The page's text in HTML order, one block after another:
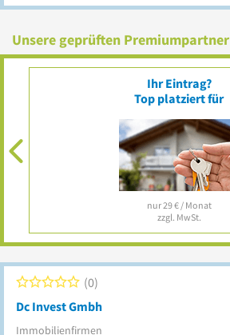
Unsere geprüften Premiumpartner
Ihr Eintrag?
Top platziert für
nur 29 € / Monat
zzgl. MwSt.
Dc Invest Gmbh
Immobilienfirmen
0